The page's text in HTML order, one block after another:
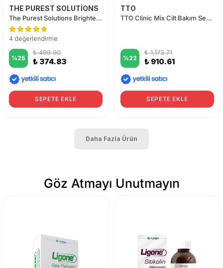
THE PUREST SOLUTİONS
The Purest Solutions Brightening & Lightening Vitamin C Serum
4 değerlendirme
%25
₺ 499.90
₺ 374.83
SEPETE EKLE
TTO
TTO Clinic Mix Cilt Bakım Serumu 50 ml
%22
₺ 1,173.71
₺ 910.61
SEPETE EKLE
Daha Fazla Ürün
Göz Atmayı Unutmayın